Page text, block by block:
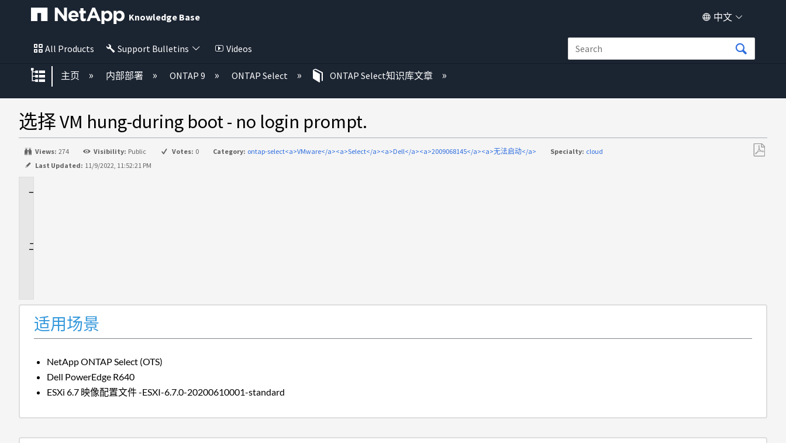
Knowledge Base 中文
All Products Support Bulletins Videos
扩展/隐缩全局层次
主页 内部部署 ONTAP 9 ONTAP Select ONTAP Select知识库文章
选择 VM hung-during boot - no login prompt.
Views: 274 Visibility: Public Votes: 0 Category: ontap-select<a>VMware</a><a>Select</a><a>Dell</a><a>2009068145</a><a>无法启动</a> Specialty: cloud
Last Updated: 11/9/2022, 11:52:21 PM
适用场景
NetApp ONTAP Select (OTS)
Dell PowerEdge R640
ESXi 6.7 映像配置文件 -ESXI-6.7.0-20200610001-standard